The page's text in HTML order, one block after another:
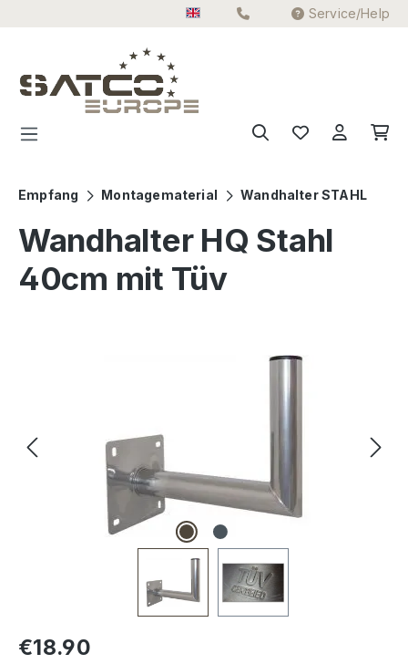
Service/Help
Empfang Montagematerial Wandhalter STAHL
Wandhalter HQ Stahl
40cm mit Tüv
Regular price:
€18.90